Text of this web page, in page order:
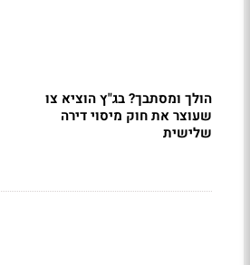
הולך ומסתבך? בג"ץ הוציא צו
שעוצר את חוק מיסוי דירה
שלישית